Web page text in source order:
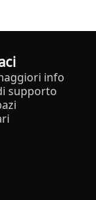
info
supporto